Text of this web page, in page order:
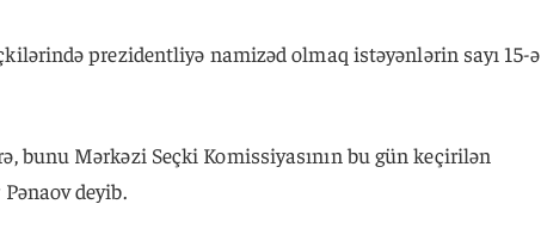
prezidentliyə namizəd olmaq istəyənlərin sayı 15-ə
bunu Mərkəzi Seçki Komissiyasının bu gün keçirilən
deyib.